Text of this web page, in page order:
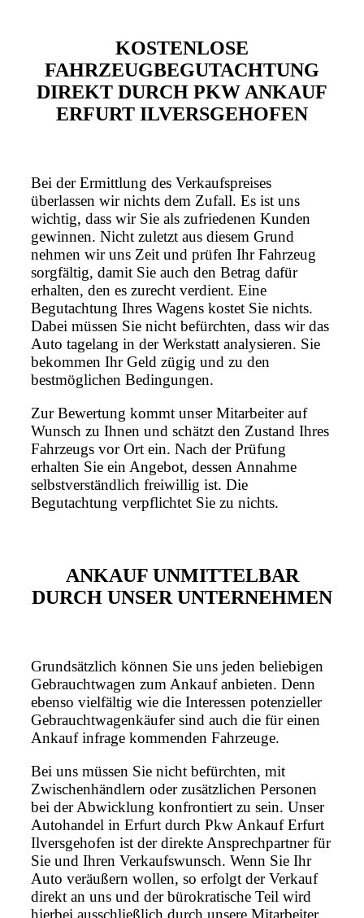
KOSTENLOSE
FAHRZEUGBEGUTACHTUNG
DIREKT DURCH PKW ANKAUF
ERFURT ILVERSGEHOFEN
Bei der Ermittlung des Verkaufspreises
überlassen wir nichts dem Zufall. Es ist uns
wichtig, dass wir Sie als zufriedenen Kunden
gewinnen. Nicht zuletzt aus diesem Grund
nehmen wir uns Zeit und prüfen Ihr Fahrzeug
sorgfältig, damit Sie auch den Betrag dafür
erhalten, den es zurecht verdient. Eine
Begutachtung Ihres Wagens kostet Sie nichts.
Dabei müssen Sie nicht befürchten, dass wir das
Auto tagelang in der Werkstatt analysieren. Sie
bekommen Ihr Geld zügig und zu den
bestmöglichen Bedingungen.
Zur Bewertung kommt unser Mitarbeiter auf
Wunsch zu Ihnen und schätzt den Zustand Ihres
Fahrzeugs vor Ort ein. Nach der Prüfung
erhalten Sie ein Angebot, dessen Annahme
selbstverständlich freiwillig ist. Die
Begutachtung verpflichtet Sie zu nichts.
ANKAUF UNMITTELBAR
DURCH UNSER UNTERNEHMEN
Grundsätzlich können Sie uns jeden beliebigen
Gebrauchtwagen zum Ankauf anbieten. Denn
ebenso vielfältig wie die Interessen potenzieller
Gebrauchtwagenkäufer sind auch die für einen
Ankauf infrage kommenden Fahrzeuge.
Bei uns müssen Sie nicht befürchten, mit
Zwischenhändlern oder zusätzlichen Personen
bei der Abwicklung konfrontiert zu sein. Unser
Autohandel in Erfurt durch Pkw Ankauf Erfurt
Ilversgehofen ist der direkte Ansprechpartner für
Sie und Ihren Verkaufswunsch. Wenn Sie Ihr
Auto veräußern wollen, so erfolgt der Verkauf
direkt an uns und der bürokratische Teil wird
hierbei ausschließlich durch unsere Mitarbeiter